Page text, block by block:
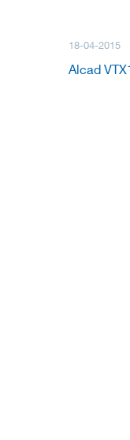
18-04-2015
Alcad